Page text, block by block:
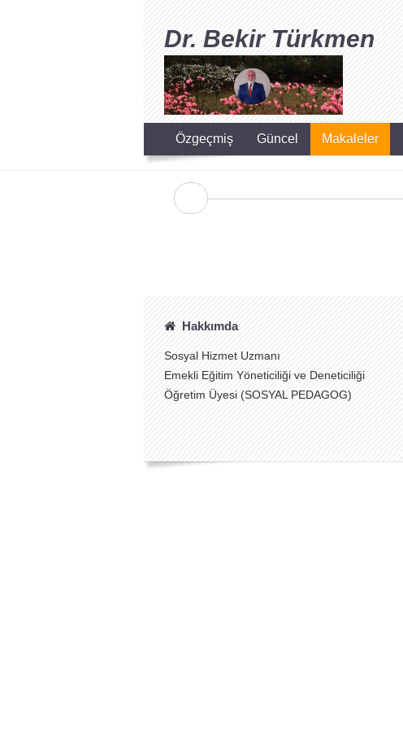
Dr. Bekir Türkmen
Özgeçmiş Güncel Makaleler
Hakkımda
Sosyal Hizmet Uzmanı
Emekli Eğitim Yöneticiliği ve Deneticiliği
Öğretim Üyesi (SOSYAL PEDAGOG)